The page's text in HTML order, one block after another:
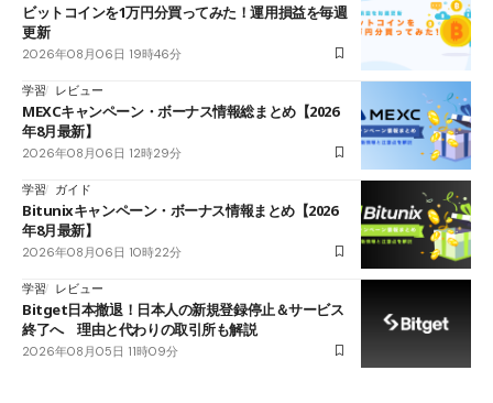
ビットコインを1万円分買ってみた！運用損益を毎週
更新
2026年08月06日 19時46分
学習 レビュー
MEXCキャンペーン・ボーナス情報総まとめ【2026
年8月最新】
2026年08月06日 12時29分
学習 ガイド
Bitunixキャンペーン・ボーナス情報まとめ【2026
年8月最新】
2026年08月06日 10時22分
学習 レビュー
Bitget日本撤退！日本人の新規登録停止＆サービス
終了へ 理由と代わりの取引所も解説
2026年08月05日 11時09分